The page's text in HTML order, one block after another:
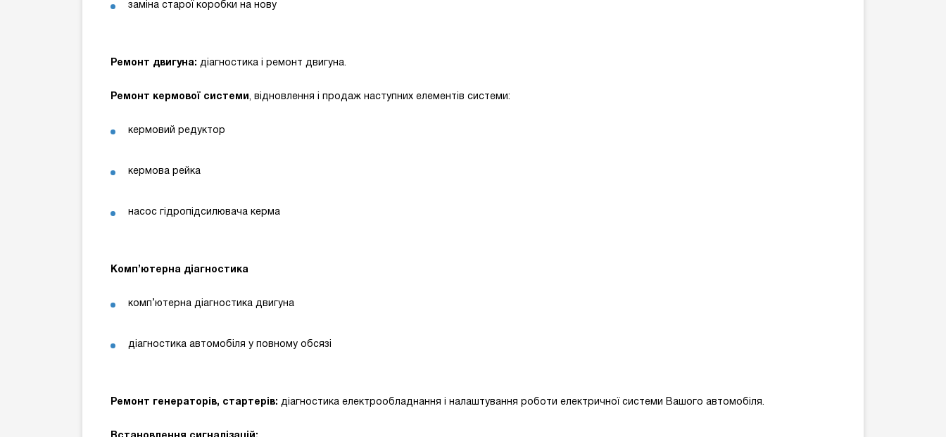
заміна старої коробки на нову
Ремонт двигуна: діагностика і ремонт двигуна.
Ремонт кермової системи, відновлення і продаж наступних елементів системи:
кермовий редуктор
кермова рейка
насос гідропідсилювача керма
Комп’ютерна діагностика
комп’ютерна діагностика двигуна
діагностика автомобіля у повному обсязі
Ремонт генераторів, стартерів: діагностика електрообладнання і налаштування роботи електричної системи Вашого автомобіля.